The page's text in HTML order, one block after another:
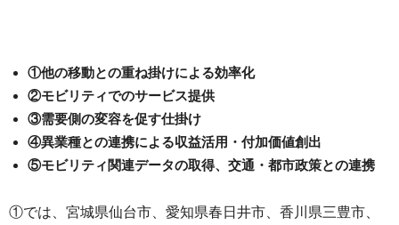
①他の移動との重ね掛けによる効率化
②モビリティでのサービス提供
③需要側の変容を促す仕掛け
④異業種との連携による収益活用・付加価値創出
⑤モビリティ関連データの取得、交通・都市政策との連携
①では、宮城県仙台市、愛知県春日井市、香川県三豊市、